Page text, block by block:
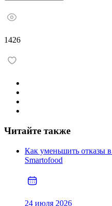
1426
Читайте также
Как уменьшить отказы
Smartofood
24 июля 2026